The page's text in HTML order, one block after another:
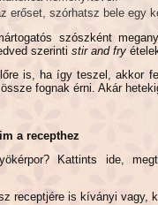
erőset, szórhatsz bele egy
szószként
szerinti stir and fry
is, ha így teszel, akkor
fognak érni. Akár
a recepthez
Kattints ide,
receptjére is kíványi vagy,